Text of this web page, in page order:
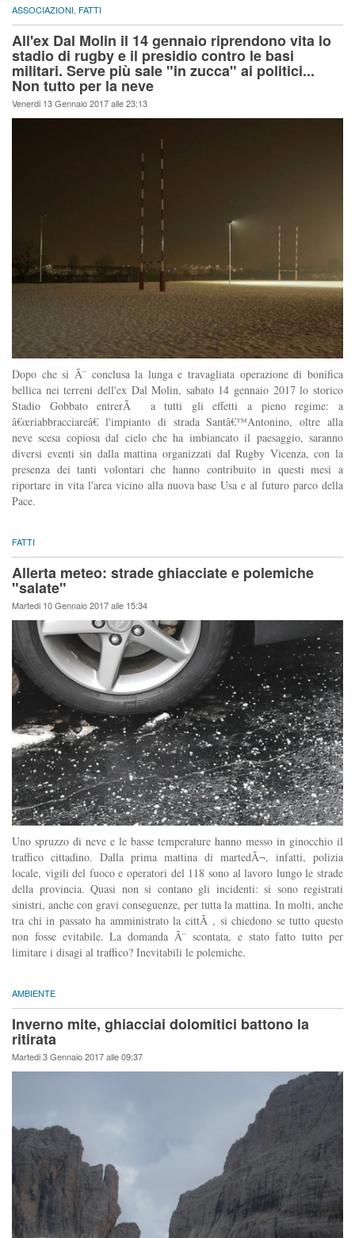
ASSOCIAZIONI FATTI
All'ex Dal Molin il 14 gennaio riprendono vita lo
stadio di rugby e il presidio contro le basi
militari. Serve più sale "in zucca" ai politici...
Non tutto per la neve
Venerdi 13 Gennaio 2017 alle 23:13
Dopo che si Ã¨ conclusa la lunga e travagliata operazione di bonifica
bellica nei terreni dell'ex Dal Molin, sabato 14 gennaio 2017 lo storico
Stadio Gobbato entrerÃ a tutti gli effetti a pieno regime: a
â€œriabbracciareâ€ l'impianto di strada Santâ€™Antonino, oltre alla
neve scesa copiosa dal cielo che ha imbiancato il paesaggio, saranno
diversi eventi sin dalla mattina organizzati dal Rugby Vicenza, con la
presenza dei tanti volontari che hanno contribuito in questi mesi a
riportare in vita l'area vicino alla nuova base Usa e al futuro parco della
Pace.
FATTI
Allerta meteo: strade ghiacciate e polemiche
"salate"
Martedi 10 Gennaio 2017 alle 15:34
Uno spruzzo di neve e le basse temperature hanno messo in ginocchio il
traffico cittadino. Dalla prima mattina di martedÃ¬, infatti, polizia
locale, vigili del fuoco e operatori del 118 sono al lavoro lungo le strade
della provincia. Quasi non si contano gli incidenti: si sono registrati
sinistri, anche con gravi conseguenze, per tutta la mattina. In molti, anche
tra chi in passato ha amministrato la cittÃ , si chiedono se tutto questo
non fosse evitabile. La domanda Ã¨ scontata, e stato fatto tutto per
limitare i disagi al traffico? Inevitabili le polemiche.
AMBIENTE
Inverno mite, ghiacciai dolomitici battono la
ritirata
Martedi 3 Gennaio 2017 alle 09:37